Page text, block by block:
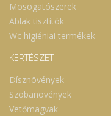
Mosogatószerek
Ablak tisztítók
Wc higiéniai termékek
KERTÉSZET
Dísznövények
Szobanövények
Vetőmagvak